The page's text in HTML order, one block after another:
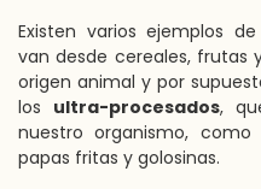
Existen varios ejemplos de
van desde cereales, frutas
origen animal y por
los ultra-procesados,
nuestro organismo, como
papas fritas y golosinas.